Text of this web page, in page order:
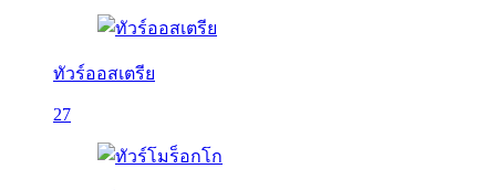
ทัวร์ออสเตรีย
27